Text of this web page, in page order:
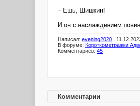
– Ешь, Шишкин!
И он с наслаждением
Написал: evening2020 ,
В форуме: Короткометражки
Комментариев: 45
Комментарии